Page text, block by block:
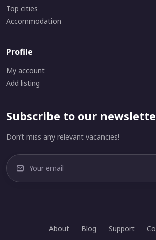
Top cities
Accommodation
Profile
My account
Add listing
Subscribe to our
Don’t miss any relevant vacancies!
About Blog Support